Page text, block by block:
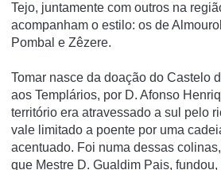
Tejo, juntamente com outros na
acompanham o estilo: os de
Pombal e Zêzere.
Tomar nasce da doação do Castelo
aos Templários, por D. Afonso
território era atravessado a sul pelo
vale limitado a poente por uma
acentuado. Foi numa dessas
que Mestre D. Gualdim Pais,